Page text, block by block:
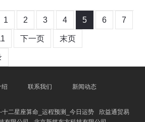
1 2 3 4 5 6 7
下一页 末页
绍 联系我们 新闻动态
十二星座算命_运程预测_今日运势
欣益通贸易